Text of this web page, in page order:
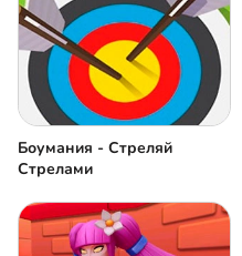
Боумания - Стреляй
Стрелами